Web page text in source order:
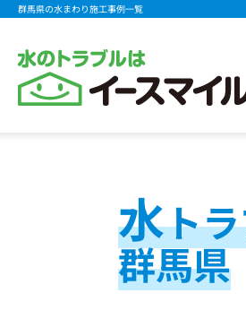
群馬県の水まわり施工事例一覧
水ト
群馬県